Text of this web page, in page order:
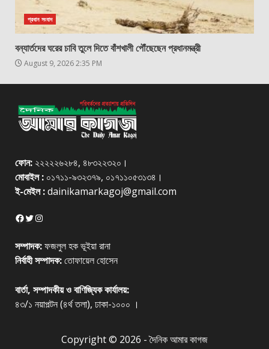
প্রধান সংবাদ
বন্যার্তদের ঘরের চাবি তুলে দিতে বাঁশখালী পৌঁছেছেন প্রধানমন্ত্রী
August 9, 2026 2:35 PM
ফোন: ২২২২২৬২৮৪, ৪৮৩২২৩২০।
মোবাইল : ০১৭১১-৯৩২৩৭৯, ০১৭১১০৫৩১৩৪।
ই-মেইল :dainikamarkagoj@gmail.com
Facebook
Twitter
Instagram
সম্পাদক:ফজলুল হক ভূইয়া রানা
নির্বাহী সম্পাদক:তোফায়েল হোসেন
বার্তা, সম্পাদকীয় ও বাণিজ্যিক কার্যালয়:
৪৩/১ নয়াপল্টন (৪র্থ তলা), ঢাকা-১০০০ ।
Copyright © 2026 - দৈনিক আমার কাগজ